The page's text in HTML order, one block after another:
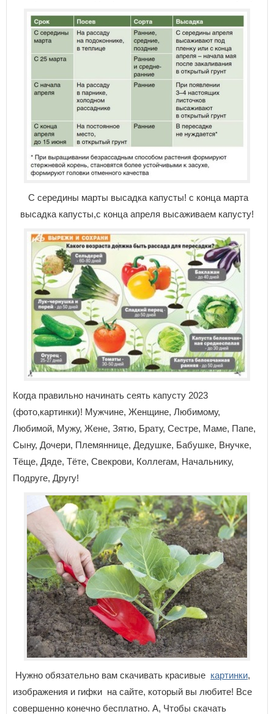
С середины марты высадка капусты! с конца марта
высадка капусты,с конца апреля высаживаем капусту!
Когда правильно начинать сеять капусту 2023
(фото,картинки)! Мужчине, Женщине, Любимому,
Любимой, Мужу, Жене, Зятю, Брату, Сестре, Маме, Папе,
Сыну, Дочери, Племяннице, Дедушке, Бабушке, Внучке,
Тёще, Дяде, Тёте, Свекрови, Коллегам, Начальнику,
Подруге, Другу!
Нужно обязательно вам скачивать красивые картинки,
изображения и гифки на сайте, который вы любите! Все
совершенно конечно бесплатно. А, Чтобы скачать